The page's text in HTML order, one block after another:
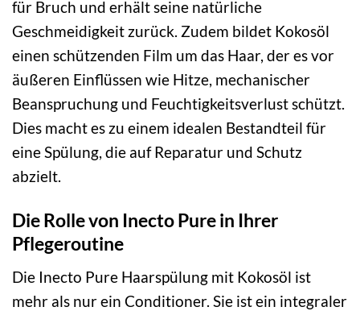
für Bruch und erhält seine natürliche
Geschmeidigkeit zurück. Zudem bildet Kokosöl
einen schützenden Film um das Haar, der es vor
äußeren Einflüssen wie Hitze, mechanischer
Beanspruchung und Feuchtigkeitsverlust schützt.
Dies macht es zu einem idealen Bestandteil für
eine Spülung, die auf Reparatur und Schutz
abzielt.
Die Rolle von Inecto Pure in Ihrer
Pflegeroutine
Die Inecto Pure Haarspülung mit Kokosöl ist
mehr als nur ein Conditioner. Sie ist ein integraler